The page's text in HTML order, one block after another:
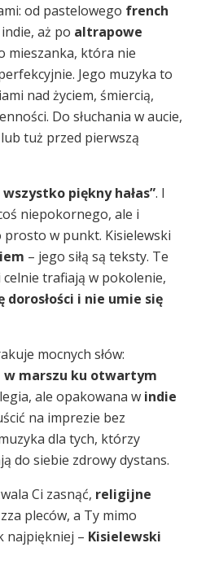
od pastelowego french
aż po altrapowe
mieszanka, która nie
Jego muzyka to
nad życiem, śmiercią,
Do słuchania w aucie,
tuż przed pierwszą
piękny hałas”. I
niepokornego, ale i
w punkt. Kisielewski
– jego siłą są teksty. Te
trafiają w pokolenie,
dorosłości i nie umie się
mocnych słów:
w marszu ku otwartym
ale opakowana w indie
na imprezie bez
dla tych, którzy
do siebie zdrowy dystans.
Ci zasnąć, religijne
pleców, a Ty mimo
najpiękniej – Kisielewski